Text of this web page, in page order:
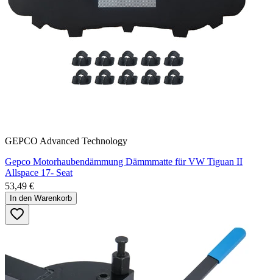
GEPCO Advanced Technology
Gepco Motorhaubendämmung Dämmmatte für VW Tiguan II
Allspace 17- Seat
53,49 €
In den Warenkorb